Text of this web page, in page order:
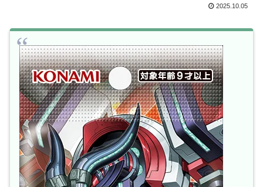
2025.10.05